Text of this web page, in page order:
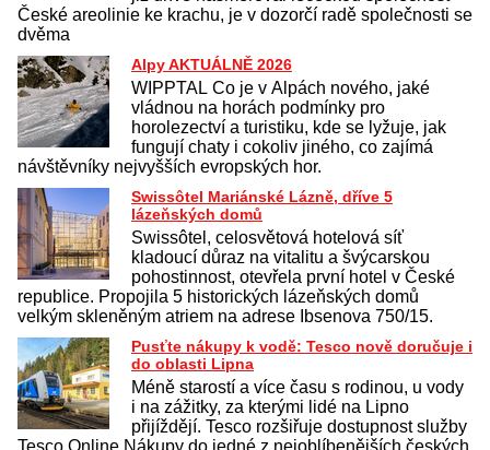
České areolinie ke krachu, je v dozorčí radě společnosti se
dvěma
Alpy AKTUÁLNĚ 2026
WIPPTAL Co je v Alpách nového, jaké
vládnou na horách podmínky pro
horolezectví a turistiku, kde se lyžuje, jak
fungují chaty i cokoliv jiného, co zajímá
návštěvníky nejvyšších evropských hor.
Swissôtel Mariánské Lázně, dříve 5
lázeňských domů
Swissôtel, celosvětová hotelová síť
kladoucí důraz na vitalitu a švýcarskou
pohostinnost, otevřela první hotel v České
republice. Propojila 5 historických lázeňských domů
velkým skleněným atriem na adrese Ibsenova 750/15.
Pusťte nákupy k vodě: Tesco nově doručuje i
do oblasti Lipna
Méně starostí a více času s rodinou, u vody
i na zážitky, za kterými lidé na Lipno
přijíždějí. Tesco rozšiřuje dostupnost služby
Tesco Online Nákupy do jedné z nejoblíbenějších českých